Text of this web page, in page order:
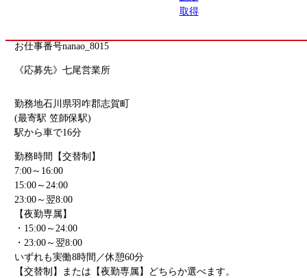
お仕事番号nanao_8015
《応募先》七尾営業所
勤務地石川県羽咋郡志賀町
(最寄駅 笠師保駅)
駅から車で16分
勤務時間
【交替制】
7:00～16:00
15:00～24:00
23:00～翌8:00
【夜勤専属】
・15:00～24:00
・23:00～翌8:00
いずれも実働8時間／休憩60分
【交替制】または【夜勤専属】どちらか選べます。